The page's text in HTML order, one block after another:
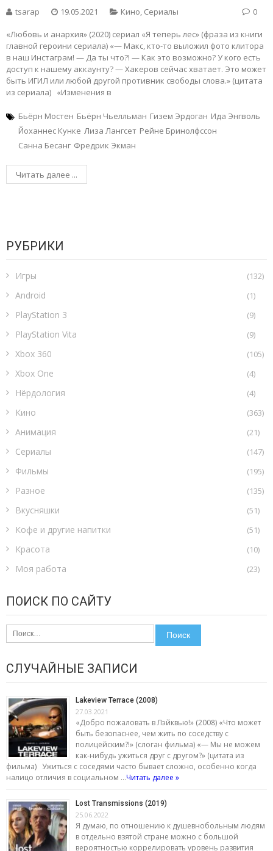
tsarap 19.05.2021 Кино, Сериалы 0
«Любовь и анархия» (2020) сериал «Я теперь лес» (фраза из книги
главной героини сериала) «— Макс, кто-то выложил фото клитора
в наш Инстаграм! — Да ты что?! — Как это возможно? У кого есть
доступ к нашему аккаунту? — Хакеров сейчас хватает. Это может
быть ИГИЛ или любой другой противник свободы слова.» (цитата
из сериала) «Изменения в
Бьёрн Мостен Бьёрн Чьелльман Гизем Эрдоган Ида Энгволь
Йоханнес Кунке Лиза Лангсет Рейне Бринолфссон
Санна Бесанг Фредрик Экман
Читать далее ...
РУБРИКИ
Игры (132)
Android (1)
PlayStation 3 (9)
PlayStation Vita (9)
Xbox 360 (105)
Xbox One (4)
Нёрдология (4)
Кино (363)
Анимация (21)
Сериалы (147)
Фильмы (195)
Разное (135)
Вкусняшки (51)
Кофе и другие напитки (51)
Красота (10)
Моя работа (23)
ПОИСК ПО САЙТУ
Найти:
СЛУЧАЙНЫЕ ЗАПИСИ
Lakeview Terrace (2008)
27.03.2021
«Добро пожаловать в Лэйквью!» (2008) «Что может
быть безопаснее, чем жить по соседству с
полицейским?!» (слоган фильма) «— Мы не можем
как-нибудь ужиться друг с другом?» (цитата из
фильма) Ужиться с соседями часто бывает сложно, особенно когда
налицо отличия в социальном …Читать далее »
Lost Transmissions (2019)
25.06.2022
Я думаю, по отношению к душевнобольным людям
в отдельно взятой стране можно с большой
вероятностью коррелировать уровень развития